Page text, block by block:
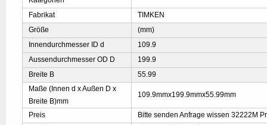
Fabrikat
TIMKEN
Größe
(mm)
Innendurchmesser ID d
109.9
Aussendurchmesser OD D
199.9
Breite B
55.99
Maße (Innen d x Außen D x
Breite B)mm
109.9mmx199.9mmx55.99mm
Preis
Bitte senden Anfrage wissen 32222M